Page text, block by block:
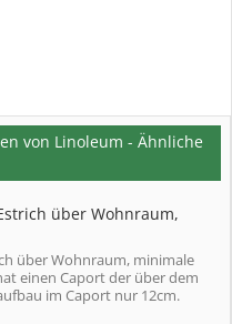
von Linoleum - Ähnliche
über Wohnraum,
über Wohnraum, minimale
einen Caport der über dem
im Caport nur 12cm.